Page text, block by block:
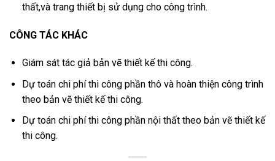
thất,và trang thiết bị sử dụng cho công trình.
CÔNG TÁC KHÁC
Giám sát tác giả bản vẽ thiết kế thi công.
Dự toán chi phí thi công phần thô và hoàn thiện công trình
theo bản vẽ thiết kế thi công.
Dự toán chi phí thi công phần nội thất theo bản vẽ thiết kế
thi công.